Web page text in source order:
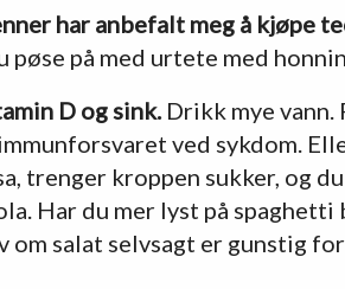
har anbefalt meg å kjøpe
pøse på med urtete med
D og sink.Drikk mye vann.
ved sykdom.
trenger kroppen sukker, og
Har du mer lyst på spaghetti
om salat selvsagt er gunstig